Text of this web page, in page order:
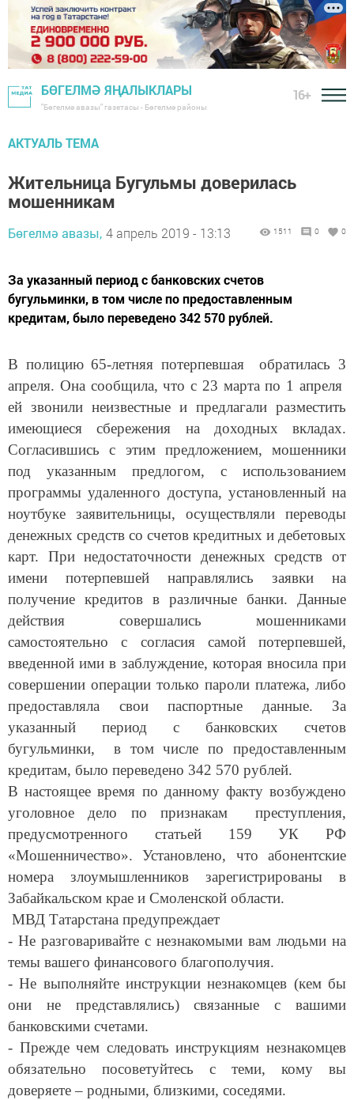
БӨГЕЛМӘ ЯҢАЛЫКЛАРЫ
"Бөгелмә авазы" газетасы - Бөгелмә районы
16+
АКТУАЛЬ ТЕМА
Жительница Бугульмы доверилась
мошенникам
Бөгелмә авазы, 4 апрель 2019 - 13:13 1511 0 0
За указанный период с банковских счетов
бугульминки, в том числе по предоставленным
кредитам, было переведено 342 570 рублей.
В полицию 65-летняя потерпевшая обратилась 3
апреля. Она сообщила, что с 23 марта по 1 апреля
ей звонили неизвестные и предлагали разместить
имеющиеся сбережения на доходных вкладах.
Согласившись с этим предложением, мошенники
под указанным предлогом, с использованием
программы удаленного доступа, установленный на
ноутбуке заявительницы, осуществляли переводы
денежных средств со счетов кредитных и дебетовых
карт. При недостаточности денежных средств от
имени потерпевшей направлялись заявки на
получение кредитов в различные банки. Данные
действия совершались мошенниками
самостоятельно с согласия самой потерпевшей,
введенной ими в заблуждение, которая вносила при
совершении операции только пароли платежа, либо
предоставляла свои паспортные данные. За
указанный период с банковских счетов
бугульминки, в том числе по предоставленным
кредитам, было переведено 342 570 рублей.
В настоящее время по данному факту возбуждено
уголовное дело по признакам преступления,
предусмотренного статьей 159 УК РФ
«Мошенничество». Установлено, что абонентские
номера злоумышленников зарегистрированы в
Забайкальском крае и Смоленской области.
МВД Татарстана предупреждает
- Не разговаривайте с незнакомыми вам людьми на
темы вашего финансового благополучия.
- Не выполняйте инструкции незнакомцев (кем бы
они не представлялись) связанные с вашими
банковскими счетами.
- Прежде чем следовать инструкциям незнакомцев
обязательно посоветуйтесь с теми, кому вы
доверяете – родными, близкими, соседями.